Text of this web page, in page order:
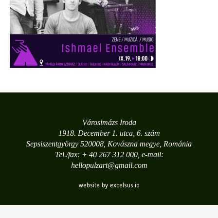
Városimázs Iroda
1918. December 1. utca, 6. szám
Sepsiszentgyörgy 520008, Kovászna megye, Románia
Tel./fax: + 40 267 312 000, e-mail:
hellopulzart@gmail.com
website by excelsus.io